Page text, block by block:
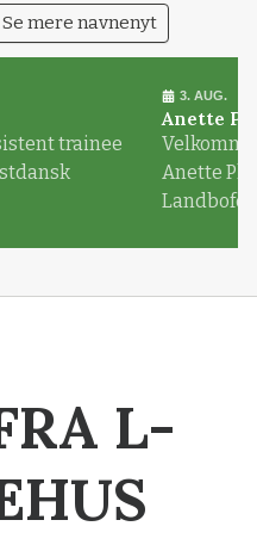
Se mere navnenyt
trainee
3. AUG.
Anette
Anette
L-